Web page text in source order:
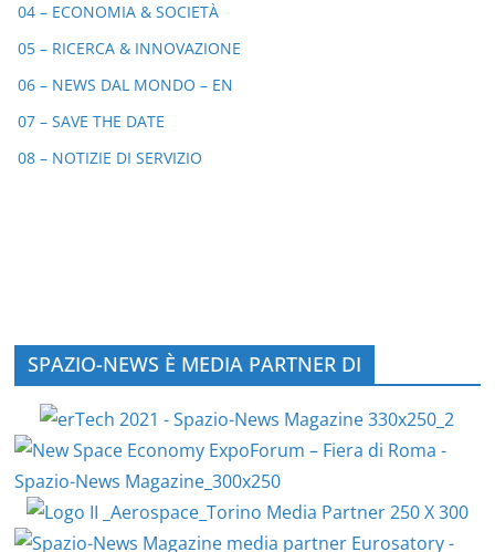
04 – ECONOMIA & SOCIETÀ
05 – RICERCA & INNOVAZIONE
06 – NEWS DAL MONDO – EN
07 – SAVE THE DATE
08 – NOTIZIE DI SERVIZIO
SPAZIO-NEWS È MEDIA PARTNER DI